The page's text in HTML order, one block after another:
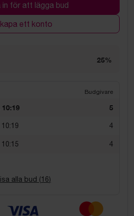
in för att lägga bud
ett konto
25%
Budgivare
10:19 5
4
4
alla bud (16)